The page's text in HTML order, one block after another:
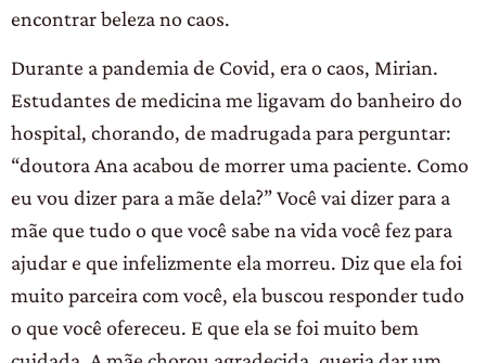
encontrar beleza no caos.
Durante a pandemia de Covid, era o caos, Mirian.
Estudantes de medicina me ligavam do banheiro do
hospital, chorando, de madrugada para perguntar:
“doutora Ana acabou de morrer uma paciente. Como
eu vou dizer para a mãe dela?” Você vai dizer para a
mãe que tudo o que você sabe na vida você fez para
ajudar e que infelizmente ela morreu. Diz que ela foi
muito parceira com você, ela buscou responder tudo
o que você ofereceu. E que ela se foi muito bem